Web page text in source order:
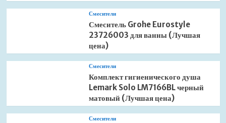
Смесители
Смеситель Grohe Eurostyle
23726003 для ванны (Лучшая
цена)
Смесители
Комплект гигиенического душа
Lemark Solo LM7166BL черный
матовый (Лучшая цена)
Смесители